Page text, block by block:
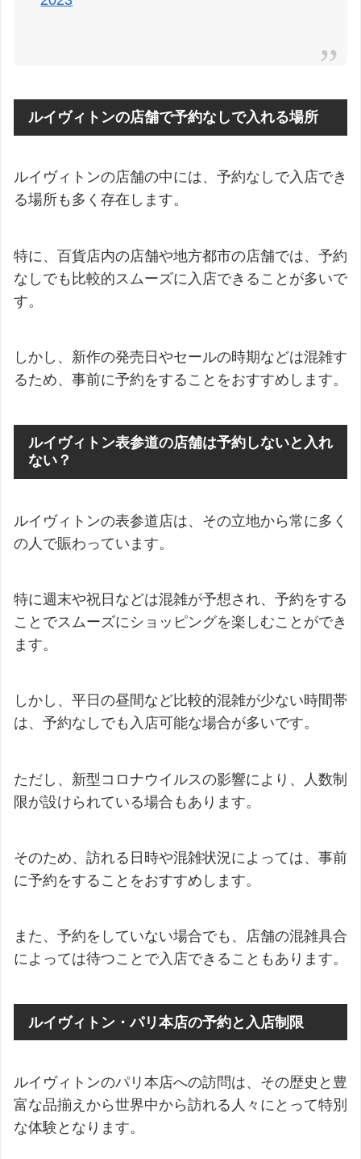
ルイヴィトンの店舗で予約なしで入れる場所
ルイヴィトンの店舗の中には、予約なしで入店でき
る場所も多く存在します。
特に、百貨店内の店舗や地方都市の店舗では、予約
なしでも比較的スムーズに入店できることが多いで
す。
しかし、新作の発売日やセールの時期などは混雑す
るため、事前に予約をすることをおすすめします。
ルイヴィトン表参道の店舗は予約しないと入れ
ない？
ルイヴィトンの表参道店は、その立地から常に多く
の人で賑わっています。
特に週末や祝日などは混雑が予想され、予約をする
ことでスムーズにショッピングを楽しむことができ
ます。
しかし、平日の昼間など比較的混雑が少ない時間帯
は、予約なしでも入店可能な場合が多いです。
ただし、新型コロナウイルスの影響により、人数制
限が設けられている場合もあります。
そのため、訪れる日時や混雑状況によっては、事前
に予約をすることをおすすめします。
また、予約をしていない場合でも、店舗の混雑具合
によっては待つことで入店できることもあります。
ルイヴィトン・パリ本店の予約と入店制限
ルイヴィトンのパリ本店への訪問は、その歴史と豊
富な品揃えから世界中から訪れる人々にとって特別
な体験となります。